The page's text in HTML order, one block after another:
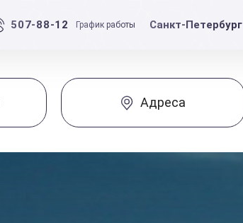
507-88-12 График работы Санкт-Петербург
Адреса